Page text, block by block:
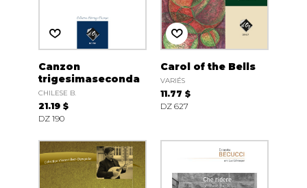
Canzon
trigesimaseconda
CHILESE B.
21.19 $
DZ 190
Carol of the Bells
VARIÉS
11.77 $
DZ 627